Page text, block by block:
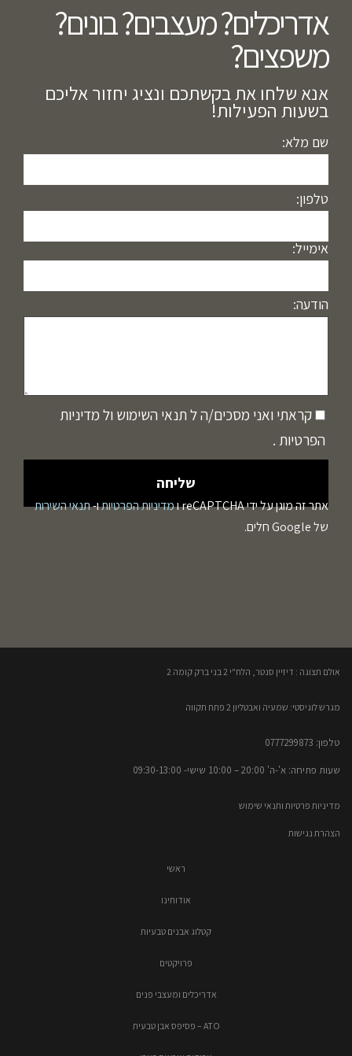
אדריכלים? מעצבים? בונים?
משפצים?​
אנא שלחו את בקשתכם ונציג יחזור אליכם
בשעות הפעילות!
שם מלא:
טלפון:
אימייל:
הודעה:
קראתי ואני מסכים/ה ל תנאי השימוש ול מדיניות
הפרטיות .
אתר זה מוגן על ידי reCAPTCHA ו מדיניות הפרטיותו-תנאי השירות
של Google חלים.
אולם תצוגה : דיזיין סנטר, הלח"י 2 בני ברק קומה 2​
מגרש לוגיסטי: שמעיה ואבטליון 2 פתח תקווה
טלפון: 0777299873​
שעות פתיחה: א'-ה' 20:00 – 10:00​​ שישי- 09:30-13:00
מדיניות פרטיות ותנאי שימוש
הצהרת נגישות
ראשי
אודותינו
קטלוג אבנים טבעיות
פרויקטים
אדריכלים ומעצבי פנים
ATO – פסיפס אבן טבעית